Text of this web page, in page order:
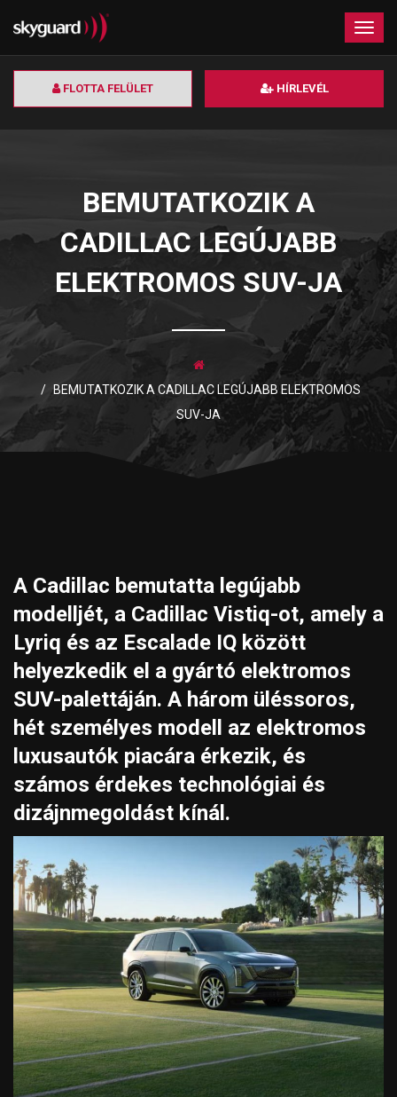
FLOTTA FELÜLET HÍRLEVÉL
×
BEMUTATKOZIK A
CADILLAC LEGÚJABB
ELEKTROMOS SUV-JA
BEMUTATKOZIK A CADILLAC LEGÚJABB ELEKTROMOS
SUV-JA
A Cadillac bemutatta legújabb
modelljét, a Cadillac Vistiq-ot, amely a
Lyriq és az Escalade IQ között
helyezkedik el a gyártó elektromos
SUV-palettáján. A három üléssoros,
hét személyes modell az elektromos
luxusautók piacára érkezik, és
számos érdekes technológiai és
dizájnmegoldást kínál.